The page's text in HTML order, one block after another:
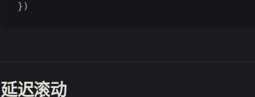
})
延迟滚动